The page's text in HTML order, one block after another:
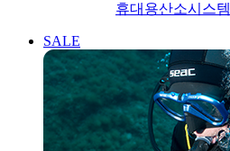
휴대용산소시스템
SALE